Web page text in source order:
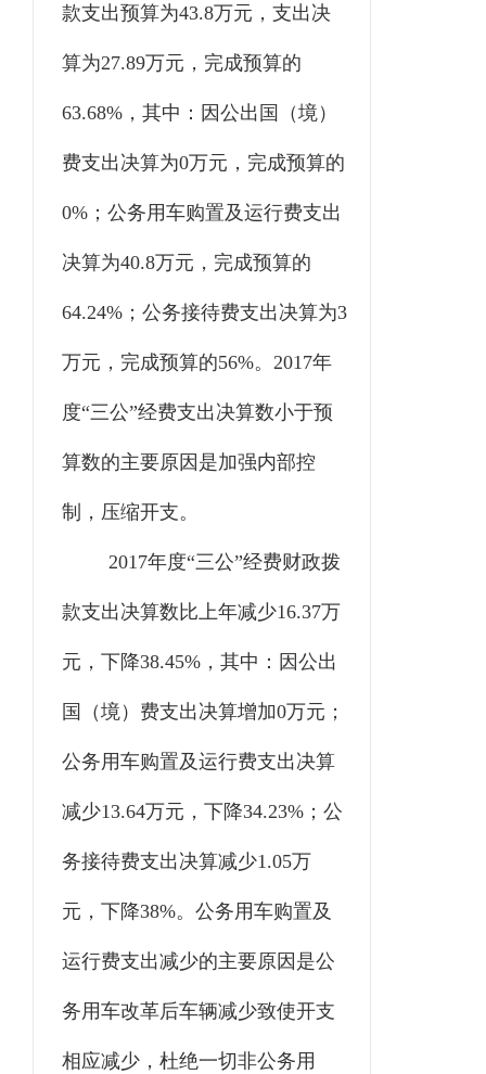
款支出预算为43.8万元，支出决
算为27.89万元，完成预算的
63.68%，其中：因公出国（境）
费支出决算为0万元，完成预算的
0%；公务用车购置及运行费支出
决算为40.8万元，完成预算的
64.24%；公务接待费支出决算为3
万元，完成预算的56%。2017年
度“三公”经费支出决算数小于预
算数的主要原因是加强内部控
制，压缩开支。
2017年度“三公”经费财政拨
款支出决算数比上年减少16.37万
元，下降38.45%，其中：因公出
国（境）费支出决算增加0万元；
公务用车购置及运行费支出决算
减少13.64万元，下降34.23%；公
务接待费支出决算减少1.05万
元，下降38%。公务用车购置及
运行费支出减少的主要原因是公
务用车改革后车辆减少致使开支
相应减少，杜绝一切非公务用